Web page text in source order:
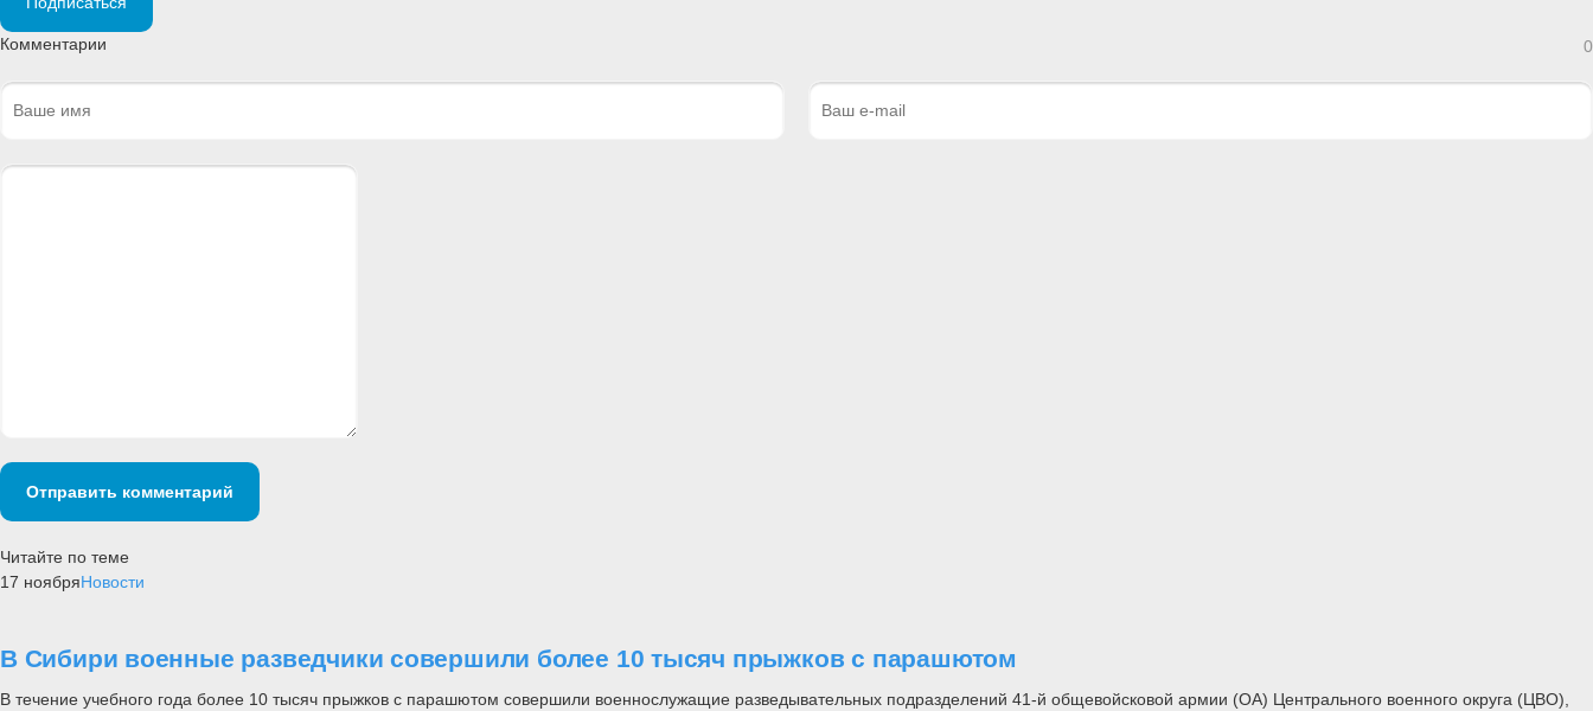
Комментарии 0
Отправить комментарий
Читайте по теме
17 ноябряНовости
В Сибири военные разведчики совершили более 10 тысяч прыжков с парашютом
В течение учебного года более 10 тысяч прыжков с парашютом совершили военнослужащие разведывательных подразделений 41-й общевойсковой армии (ОА) Центрального военного округа (ЦВО),